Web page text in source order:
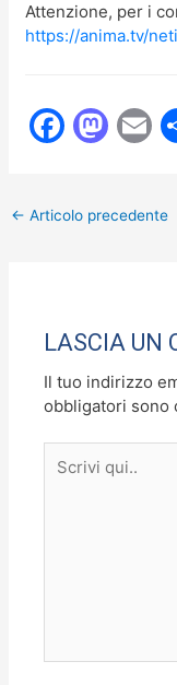
Attenzione, per i
https://anima.tv/
F
e
o
k
M
o
n
E
l
← Articolo precedente
LASCIA UN
Il tuo indirizzo
obbligatori sono
qui..